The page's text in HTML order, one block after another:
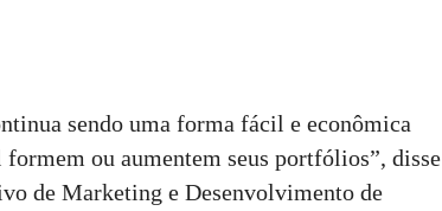
sendo uma forma fácil e econômica
ou aumentem seus portfólios”, disse
de Marketing e Desenvolvimento de